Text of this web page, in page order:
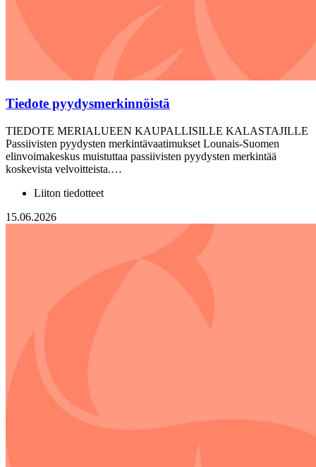
Tiedote pyydysmerkinnöistä
TIEDOTE MERIALUEEN KAUPALLISILLE KALASTAJILLE
Passiivisten pyydysten merkintävaatimukset Lounais-Suomen
elinvoimakeskus muistuttaa passiivisten pyydysten merkintää
koskevista velvoitteista.…
Liiton tiedotteet
15.06.2026